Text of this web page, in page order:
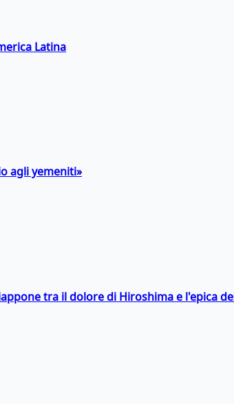
Latina
agli yemeniti»
tra il dolore di Hiroshima e l'epica